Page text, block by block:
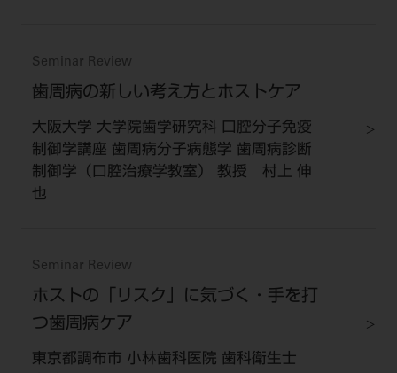
Seminar Review
歯周病の新しい考え方とホストケア
大阪大学 大学院歯学研究科 口腔分子免疫
制御学講座 歯周病分子病態学 歯周病診断
制御学（口腔治療学教室） 教授 村上 伸
也
Seminar Review
ホストの「リスク」に気づく・手を打
つ歯周病ケア
東京都調布市 小林歯科医院 歯科衛生士